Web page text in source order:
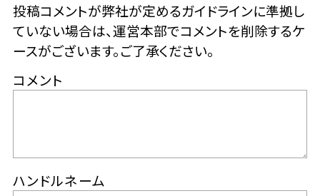
投稿コメントが弊社が定めるガイドラインに準拠し
ていない場合は、運営本部でコメントを削除するケ
ースがございます。ご了承ください。
コメント
ハンドルネーム